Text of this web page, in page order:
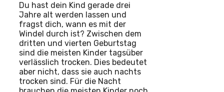
Du hast dein Kind gerade drei
Jahre alt werden lassen und
fragst dich, wann es mit der
Windel durch ist? Zwischen dem
dritten und vierten Geburtstag
sind die meisten Kinder tagsüber
verlässlich trocken. Dies bedeutet
aber nicht, dass sie auch nachts
trocken sind. Für die Nacht